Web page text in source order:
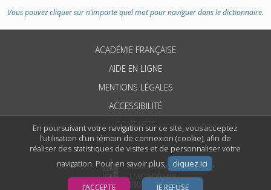
En poursuivant votre navigation sur ce site, vous acceptez
l’utilisation d’un témoin de connexion (cookie), afin de
réaliser des statistiques de visites et de personnaliser votre
navigation. Pour en savoir plus,
cliquez ici .
J’ACCEPTE JE REFUSE
Vous pouvez cliquer sur n’importe quel mot pour naviguer dans le dictionnaire.
ACADÉMIE FRANÇAISE
AIDE EN LIGNE
MENTIONS LÉGALES
ACCESSIBILITÉ
CONTACTS